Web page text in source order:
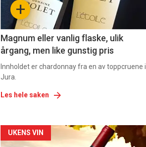
+
Magnum eller vanlig flaske, ulik
årgang, men like gunstig pris
Innholdet er chardonnay fra en av toppcruene i
Jura.
Les hele saken
Forsiden
UKENS VIN